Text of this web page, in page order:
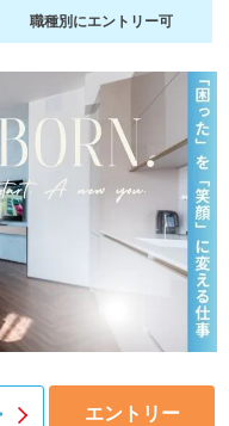
就活チャンネル
動画で対策講座をチェック
よくある質問
不明点があればこちら
職種別にエントリー可
エントリー